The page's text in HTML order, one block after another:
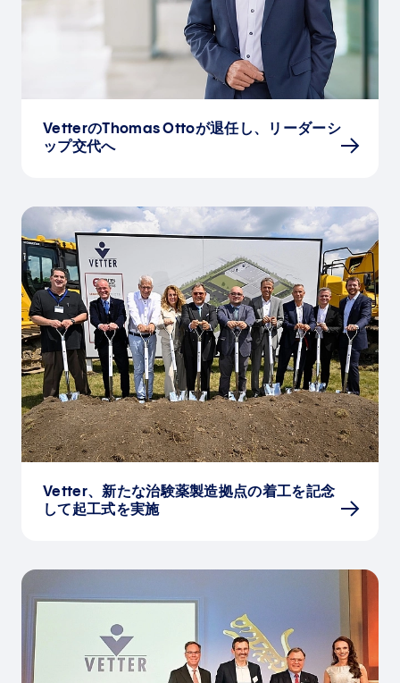
VetterのThomas Ottoが退任し、リーダーシ
ップ交代へ
Vetter、新たな治験薬製造拠点の着工を記念
して起工式を実施